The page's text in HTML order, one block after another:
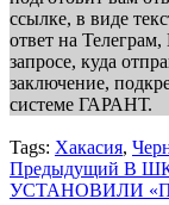
ссылке, в виде
ответ на
запросе, куда
заключение,
системе ГАРАНТ.
Tags: Хакасия,
Навигация
Предыдущий В
УСТАНОВИЛИ